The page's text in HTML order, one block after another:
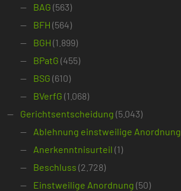
BAG (563)
BFH (564)
BGH (1.899)
BPatG (455)
BSG (610)
BVerfG (1.068)
Gerichtsentscheidung (5.043)
Ablehnung einstweilige Anordnung
Anerkenntnisurteil (1)
Beschluss (2.728)
Einstweilige Anordnung (50)